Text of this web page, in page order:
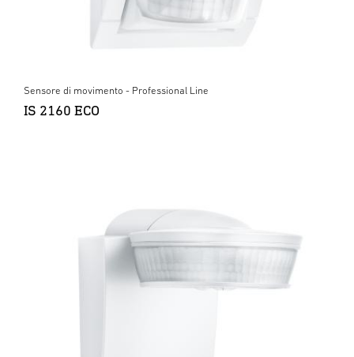
Sensore di movimento - Professional Line
IS 2160 ECO